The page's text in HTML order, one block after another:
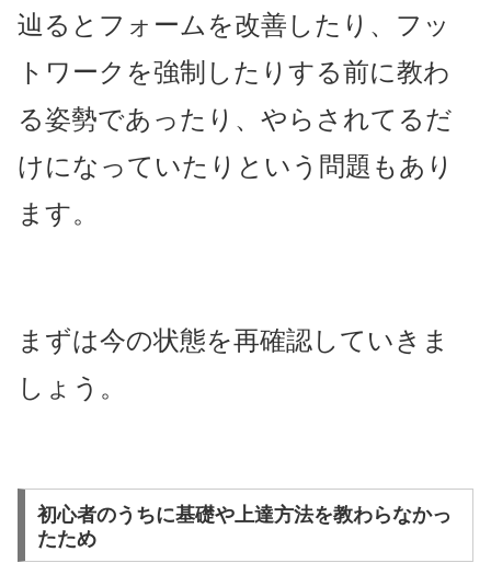
辿るとフォームを改善したり、フッ
トワークを強制したりする前に教わ
る姿勢であったり、やらされてるだ
けになっていたりという問題もあり
ます。
まずは今の状態を再確認していきま
しょう。
初心者のうちに基礎や上達方法を教わらなかっ
たため